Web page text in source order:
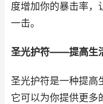
度增加你的暴击率，
一击。
圣光护符——提高生
圣光护符是一种提高
它可以为你提供更多